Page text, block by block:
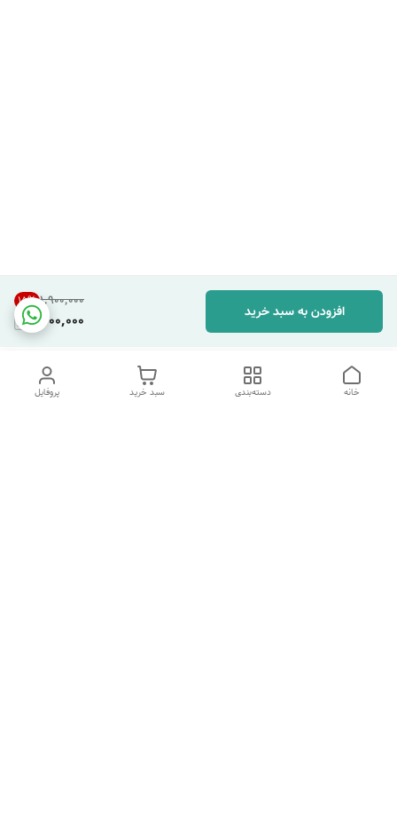
۱٬۹۰۰٬۰۰۰ 15%
1,600,000 افزودن به سبد خرید
پروفایل سبد خرید دسته‌بندی خانه